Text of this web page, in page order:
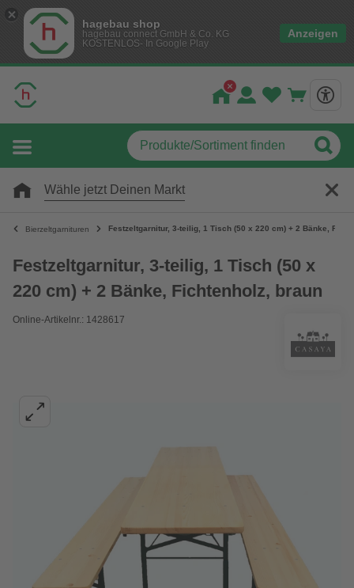
hagebau shop
hagebau connect GmbH & Co. KG
KOSTENLOS- In Google Play
Anzeigen
Wähle jetzt Deinen Markt
Bierzeltgarnituren Festzeltgarnitur, 3-teilig, 1 Tisch (50 x 220 cm) + 2 Bänke,
Festzeltgarnitur, 3-teilig, 1 Tisch (50 x
220 cm) + 2 Bänke, Fichtenholz, braun
Online-Artikelnr.: 1428617